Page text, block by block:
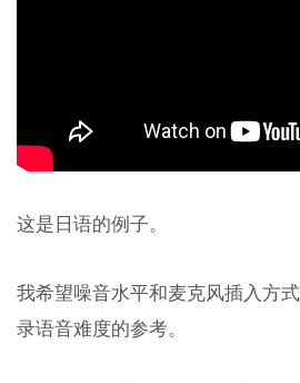
这是日语的例子。
我希望噪音水平和麦克风插入方
录语音难度的参考。